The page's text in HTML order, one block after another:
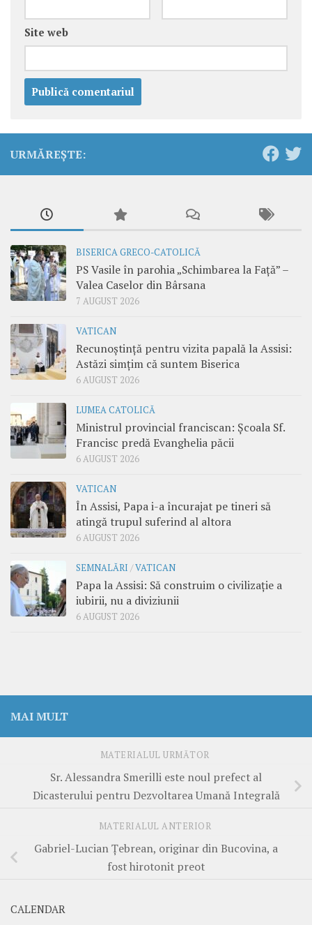
Site web
URMĂREȘTE:
BISERICA GRECO-CATOLICĂ
PS Vasile în parohia „Schimbarea la Față” –
Valea Caselor din Bârsana
7 AUGUST 2026
VATICAN
Recunoștință pentru vizita papală la Assisi:
Astăzi simțim că suntem Biserica
6 AUGUST 2026
LUMEA CATOLICĂ
Ministrul provincial franciscan: Școala Sf.
Francisc predă Evanghelia păcii
6 AUGUST 2026
VATICAN
În Assisi, Papa i-a încurajat pe tineri să
atingă trupul suferind al altora
6 AUGUST 2026
SEMNALĂRI /VATICAN
Papa la Assisi: Să construim o civilizație a
iubirii, nu a diviziunii
6 AUGUST 2026
MAI MULT
MATERIALUL URMĂTOR
Sr. Alessandra Smerilli este noul prefect al
Dicasterului pentru Dezvoltarea Umană Integrală
MATERIALUL ANTERIOR
Gabriel-Lucian Țebrean, originar din Bucovina, a
fost hirotonit preot
CALENDAR